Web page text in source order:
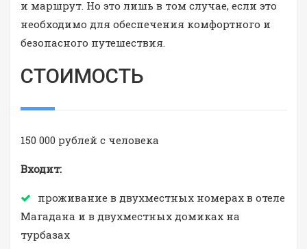
и маршрут. Но это лишь в том случае, если это
необходимо для обеспечения комфортного и
безопасного путешествия.
СТОИМОСТЬ
150 000 рублей с человека
Входит:
проживание в двухместных номерах в отеле
Магадана и в двухместных домиках на
турбазах